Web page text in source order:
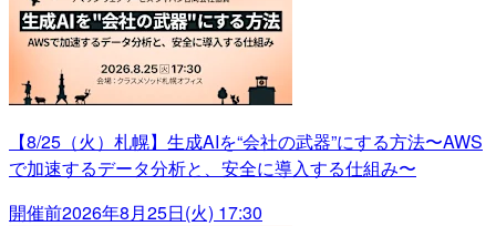
【8/25（火）札幌】生成AIを“会社の武器”にする方法〜AWS
で加速するデータ分析と、安全に導入する仕組み〜
開催前2026年8月25日(火) 17:30